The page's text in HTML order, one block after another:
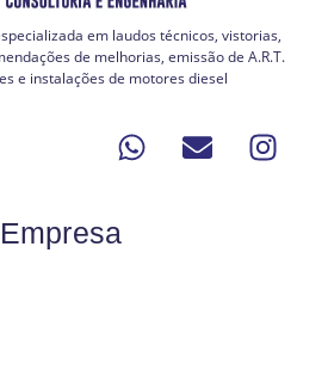
em laudos técnicos, vistorias,
de melhorias, emissão de A.R.T.
e instalações de motores diesel
Empresa